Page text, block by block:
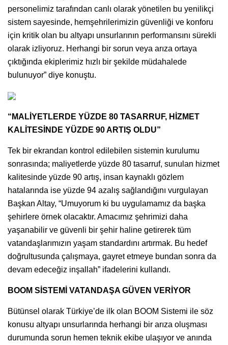
personelimiz tarafından canlı olarak yönetilen bu yenilikçi
sistem sayesinde, hemşehrilerimizin güvenliği ve konforu
için kritik olan bu altyapı unsurlarının performansını sürekli
olarak izliyoruz. Herhangi bir sorun veya arıza ortaya
çıktığında ekiplerimiz hızlı bir şekilde müdahalede
bulunuyor” diye konuştu.
“MALİYETLERDE YÜZDE 80 TASARRUF, HİZMET
KALİTESİNDE YÜZDE 90 ARTIŞ OLDU”
Tek bir ekrandan kontrol edilebilen sistemin kurulumu
sonrasında; maliyetlerde yüzde 80 tasarruf, sunulan hizmet
kalitesinde yüzde 90 artış, insan kaynaklı gözlem
hatalarında ise yüzde 94 azalış sağlandığını vurgulayan
Başkan Altay, “Umuyorum ki bu uygulamamız da başka
şehirlere örnek olacaktır. Amacımız şehrimizi daha
yaşanabilir ve güvenli bir şehir haline getirerek tüm
vatandaşlarımızın yaşam standardını artırmak. Bu hedef
doğrultusunda çalışmaya, gayret etmeye bundan sonra da
devam edeceğiz inşallah” ifadelerini kullandı.
BOOM SİSTEMİ VATANDAŞA GÜVEN VERİYOR
Bütünsel olarak Türkiye’de ilk olan BOOM Sistemi ile söz
konusu altyapı unsurlarında herhangi bir arıza oluşması
durumunda sorun hemen teknik ekibe ulaşıyor ve anında